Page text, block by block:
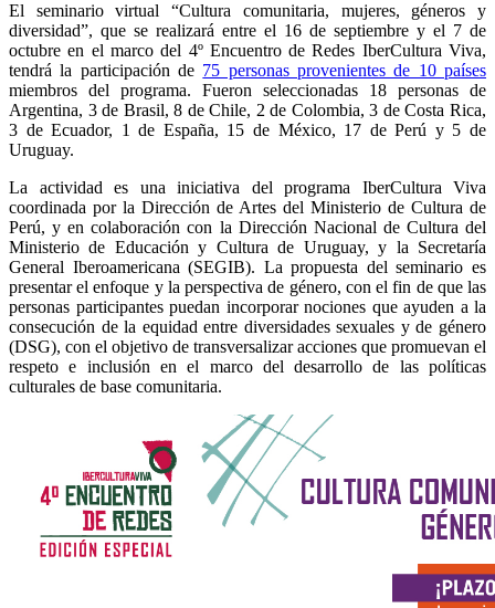
El seminario virtual “Cultura comunitaria, mujeres, géneros y
diversidad”, que se realizará entre el 16 de septiembre y el 7 de
octubre en el marco del 4º Encuentro de Redes IberCultura Viva,
tendrá la participación de 75 personas provenientes de 10 países
miembros del programa. Fueron seleccionadas 18 personas de
Argentina, 3 de Brasil, 8 de Chile, 2 de Colombia, 3 de Costa Rica,
3 de Ecuador, 1 de España, 15 de México, 17 de Perú y 5 de
Uruguay.
La actividad es una iniciativa del programa IberCultura Viva
coordinada por la Dirección de Artes del Ministerio de Cultura de
Perú, y en colaboración con la Dirección Nacional de Cultura del
Ministerio de Educación y Cultura de Uruguay, y la Secretaría
General Iberoamericana (SEGIB). La propuesta del seminario es
presentar el enfoque y la perspectiva de género, con el fin de que las
personas participantes puedan incorporar nociones que ayuden a la
consecución de la equidad entre diversidades sexuales y de género
(DSG), con el objetivo de transversalizar acciones que promuevan el
respeto e inclusión en el marco del desarrollo de las políticas
culturales de base comunitaria.